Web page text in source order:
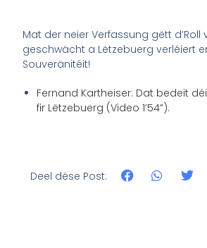
Mat der neier Verfassung gëtt
geschwächt a Lëtzebuerg verléiert
Souveränitéit!
Fernand Kartheiser: Dat bedeit
fir Lëtzebuerg (Video 1’54”).
Deel dëse Post: